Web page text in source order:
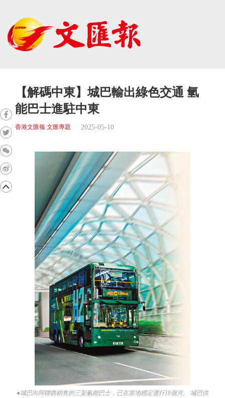
【解碼中東】城巴輸出綠色交通 氫
能巴士進駐中東
香港文匯報 文匯專題 2025-05-10
●城巴向阿聯酋銷售的三架氫能巴士，已在當地穩定運行18個月。 城巴供